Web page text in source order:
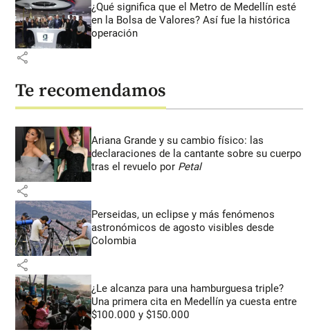
¿Qué significa que el Metro de Medellín esté
en la Bolsa de Valores? Así fue la histórica
operación
share
Te recomendamos
Ariana Grande y su cambio físico: las
declaraciones de la cantante sobre su cuerpo
tras el revuelo por Petal
share
Perseidas, un eclipse y más fenómenos
astronómicos de agosto visibles desde
Colombia
share
¿Le alcanza para una hamburguesa triple?
Una primera cita en Medellín ya cuesta entre
$100.000 y $150.000